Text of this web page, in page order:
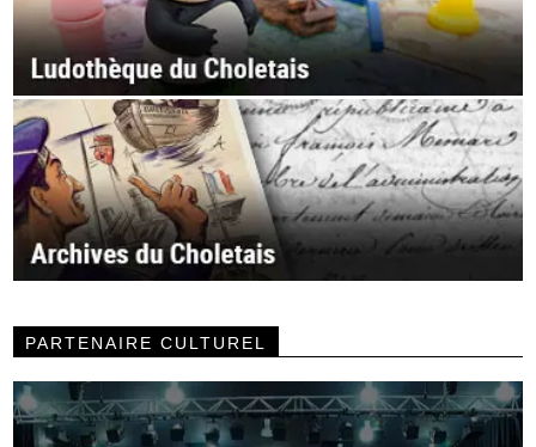
PARTENAIRE CULTUREL